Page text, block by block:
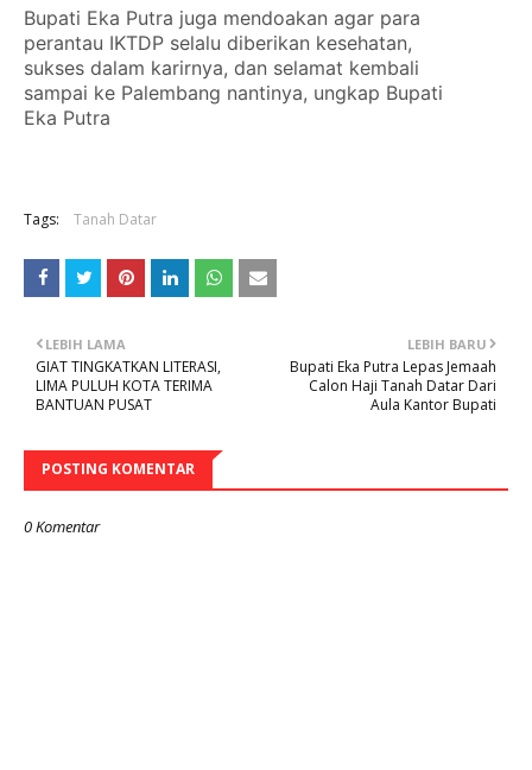
Bupati Eka Putra juga mendoakan agar para
perantau IKTDP selalu diberikan kesehatan,
sukses dalam karirnya, dan selamat kembali
sampai ke Palembang nantinya, ungkap Bupati
Eka Putra
Tags: Tanah Datar
LEBIH BARU
Bupati Eka Putra Lepas Jemaah
Calon Haji Tanah Datar Dari
Aula Kantor Bupati
LEBIH LAMA
GIAT TINGKATKAN LITERASI,
LIMA PULUH KOTA TERIMA
BANTUAN PUSAT
POSTING KOMENTAR
0 Komentar